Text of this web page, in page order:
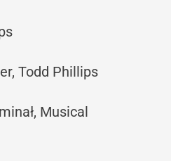
Todd Phillips
Musical